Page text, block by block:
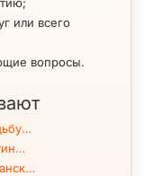
и как мы видим не
и вы сделать
а его продукцию
или всего
вопросы.